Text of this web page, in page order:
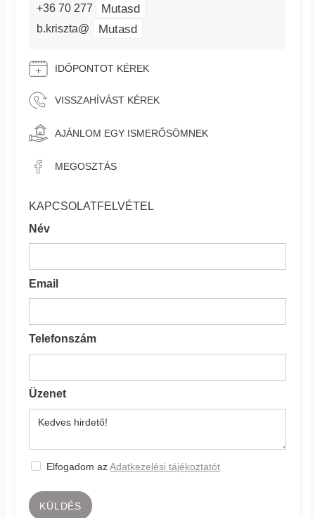
+36 70 277 Mutasd
b.kriszta@ Mutasd
IDŐPONTOT KÉREK
VISSZAHÍVÁST KÉREK
AJÁNLOM EGY ISMERŐSÖMNEK
MEGOSZTÁS
KAPCSOLATFELVÉTEL
Név
Email
Telefonszám
Üzenet
Elfogadom azAdatkezelési tájékoztatót
KÜLDÉS